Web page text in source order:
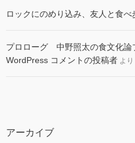
ロックにのめり込み、友人と食
プロローグ 中野照太の食文化論
WordPress コメントの投稿者 より
アーカイブ